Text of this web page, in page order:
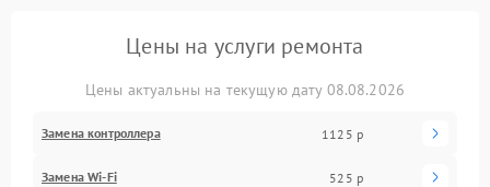
Цены на услуги ремонта
Цены актуальны на текущую дату 08.08.2026
Замена контроллера 1125 р
Замена Wi-Fi 525 р